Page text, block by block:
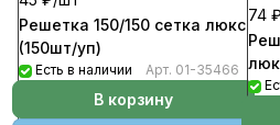
Решетка 150/150 сетка люкс
(150шт/уп)
Есть в наличии Арт. 01-35466
В корзину
74